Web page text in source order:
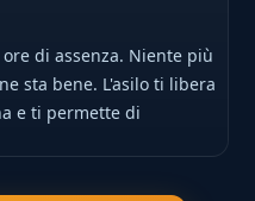
di assenza. Niente più
sta bene. L'asilo ti libera
e ti permette di